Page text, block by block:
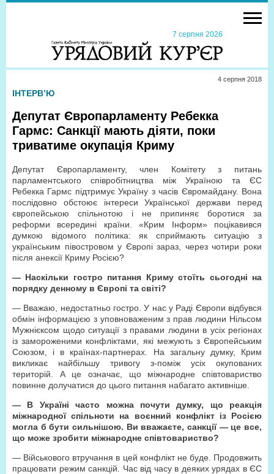
7 серпня 2026
4 серпня 2018
ІНТЕРВ’Ю
Депутат Європарламенту Ребекка
Гармс: Санкції мають діяти, поки
триватиме окупація Криму
Депутат Європарламенту, член Комітету з питань
парламентського співробітництва між Україною та ЄС
Ребекка Гармс підтримує Україну з часів Євромайдану. Вона
послідовно обстоює інтереси Української держави перед
європейською спільнотою і не припиняє боротися за
реформи всередині країни. «Крим Інформ» поцікавився
думкою відомого політика: як сприймають ситуацію з
українським півостровом у Європі зараз, через чотири роки
після анексії Криму Росією?
— Наскільки гостро питання Криму стоїть сьогодні на
порядку денному в Європі та світі?
— Вважаю, недостатньо гостро. У нас у Раді Європи відбувся
обмін інформацією з уповноваженим з прав людини Нільсом
Мужнієксом щодо ситуації з правами людини в усіх регіонах
із замороженими конфліктами, які межують з Європейським
Союзом, і в країнах-партнерах. На загальну думку, Крим
викликає найбільшу тривогу з-поміж усіх окупованих
територій. А це означає, що міжнародне співтовариство
повинне долучатися до цього питання набагато активніше.
— В Україні часто можна почути думку, що реакція
міжнародної спільноти на воєнний конфлікт із Росією
могла б бути сильнішою. Ви вважаєте, санкції — це все,
що може зробити міжнародне співтовариство?
— Військового втручання в цей конфлікт не буде. Продовжить
працювати режим санкцій. Час від часу в деяких урядах в ЄС